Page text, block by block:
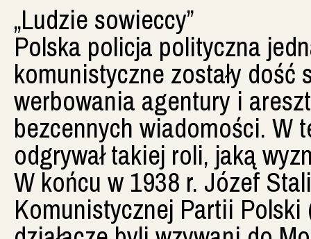
„Ludzie sowieccy”
Polska policja polityczna
komunistyczne zostały
werbowania agentury i
bezcennych wiadomości. W
odgrywał takiej roli, jaką
W końcu w 1938 r. Józef
Komunistycznej Partii